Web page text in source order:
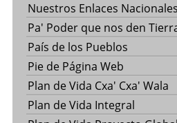
Nuestros Enlaces Nacionales
Pa' Poder que nos den
País de los Pueblos
Pie de Página Web
Plan de Vida Cxa' Cxa' Wala
Plan de Vida Integral